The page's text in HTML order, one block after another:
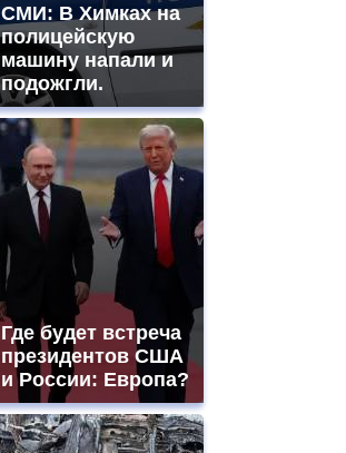
СМИ: В Химках на
полицейскую
машину напали и
подожгли.
Где будет встреча
президентов США
и России: Европа?